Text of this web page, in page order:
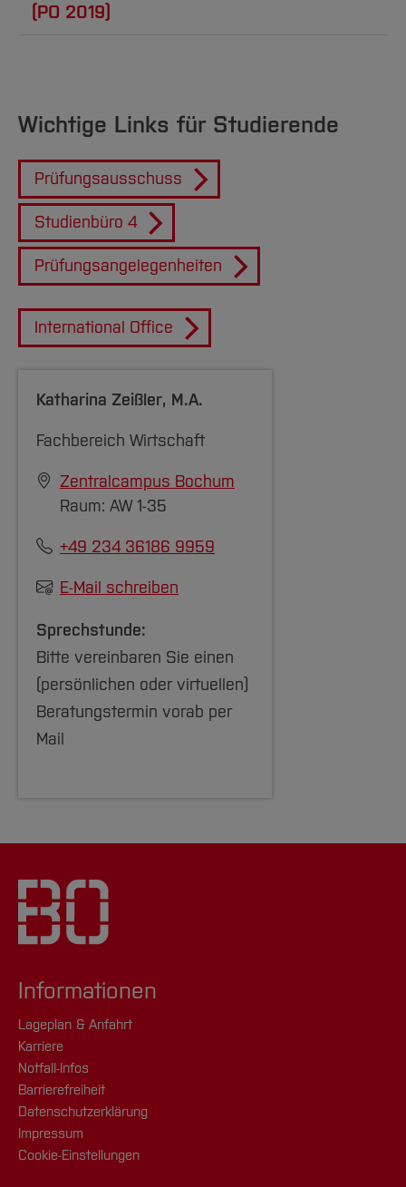
(PO 2019)
Ordnung zum Auslandspraktikum
PNG 78 KB
Studienverlaufsplan_IBM_PO_2019
Letztmalige_Prüfungstermine_IBM_PO2019
Wichtige Links für Studierende
Prüfungsausschuss
Studienbüro 4
Prüfungsangelegenheiten
International Office
Katharina Zeißler, M.A.
Fachbereich Wirtschaft
Zentralcampus Bochum
Raum: AW 1-35
+49 234 36186 9959
E-Mail schreiben
Sprechstunde:
Bitte vereinbaren Sie einen
(persönlichen oder virtuellen)
Beratungstermin vorab per
Mail
Informationen
Lageplan & Anfahrt
Karriere
Notfall-Infos
Barrierefreiheit
Datenschutzerklärung
Impressum
Cookie-Einstellungen